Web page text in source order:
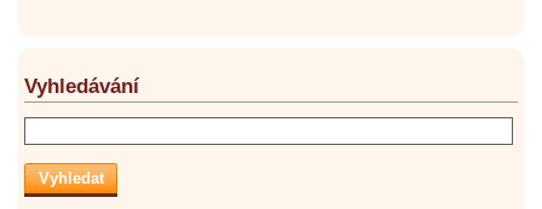
Vyhledávání